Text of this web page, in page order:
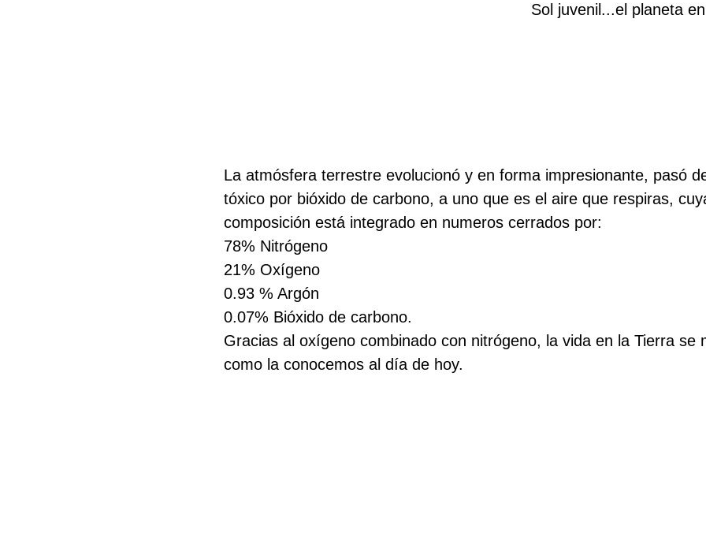
Sol juvenil...el planeta
La atmósfera terrestre evolucionó y en forma impresionante, pasó
tóxico por bióxido de carbono, a uno que es el aire que respiras,
composición está integrado en numeros cerrados por:
78% Nitrógeno
21% Oxígeno
0.93 % Argón
0.07% Bióxido de carbono.
Gracias al oxígeno combinado con nitrógeno, la vida en la Tierra se
como la conocemos al día de hoy.